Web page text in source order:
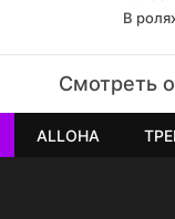
В
Смотреть
РЕКЛАМА
РЕКЛАМА
РЕКЛАМА
РЕКЛАМАALLOHA